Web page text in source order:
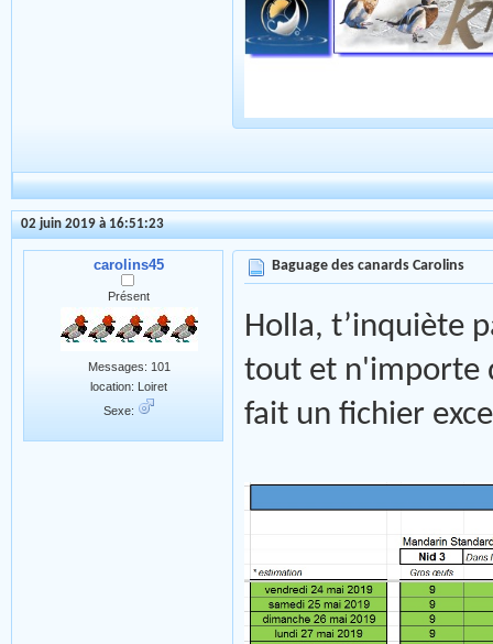
02 juin 2019 à 16:51:23
carolins45
Présent
Messages: 101
location: Loiret
Sexe:
Baguage des canards Carolins
Holla, t’inquiète
tout et n'importe
fait un fichier